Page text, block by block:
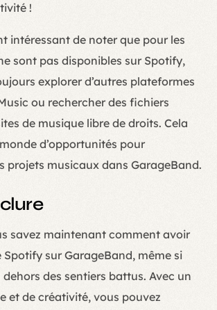
!
intéressant de noter que pour les
sont pas disponibles sur Spotify,
explorer d’autres plateformes
ou rechercher des fichiers
de musique libre de droits. Cela
d’opportunités pour
projets musicaux dans GarageBand.
savez maintenant comment avoir
Spotify sur GarageBand, même si
dehors des sentiers battus. Avec un
et de créativité, vous pouvez